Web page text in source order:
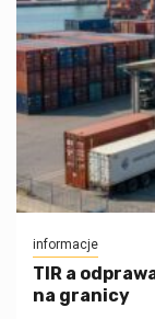
informacje
TIR a
na granicy